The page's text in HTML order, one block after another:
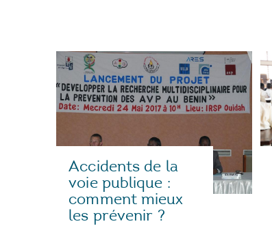
Accidents de la
voie publique :
comment mieux
les prévenir ?